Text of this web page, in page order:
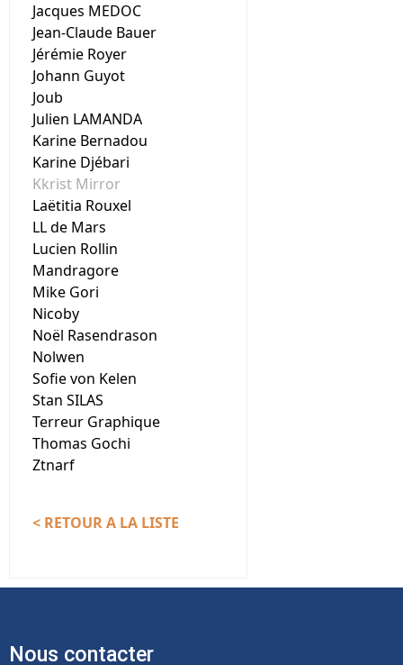
Jacques MEDOC
Jean-Claude Bauer
Jérémie Royer
Johann Guyot
Joub
Julien LAMANDA
Karine Bernadou
Karine Djébari
Kkrist Mirror
Laëtitia Rouxel
LL de Mars
Lucien Rollin
Mandragore
Mike Gori
Nicoby
Noël Rasendrason
Nolwen
Sofie von Kelen
Stan SILAS
Terreur Graphique
Thomas Gochi
Ztnarf
< RETOUR A LA LISTE
Nous contacter